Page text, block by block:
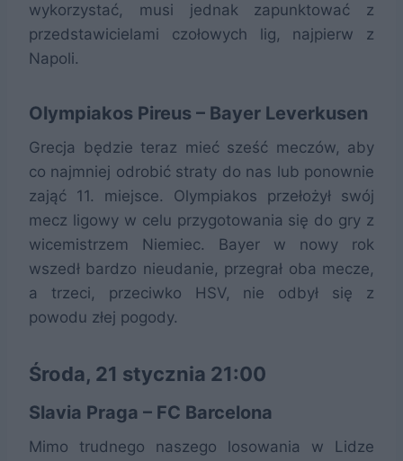
wykorzystać, musi jednak zapunktować z
przedstawicielami czołowych lig, najpierw z
Napoli.
Olympiakos Pireus – Bayer Leverkusen
Grecja będzie teraz mieć sześć meczów, aby
co najmniej odrobić straty do nas lub ponownie
zająć 11. miejsce. Olympiakos przełożył swój
mecz ligowy w celu przygotowania się do gry z
wicemistrzem Niemiec. Bayer w nowy rok
wszedł bardzo nieudanie, przegrał oba mecze,
a trzeci, przeciwko HSV, nie odbył się z
powodu złej pogody.
Środa, 21 stycznia 21:00
Slavia Praga – FC Barcelona
Mimo trudnego naszego losowania w Lidze